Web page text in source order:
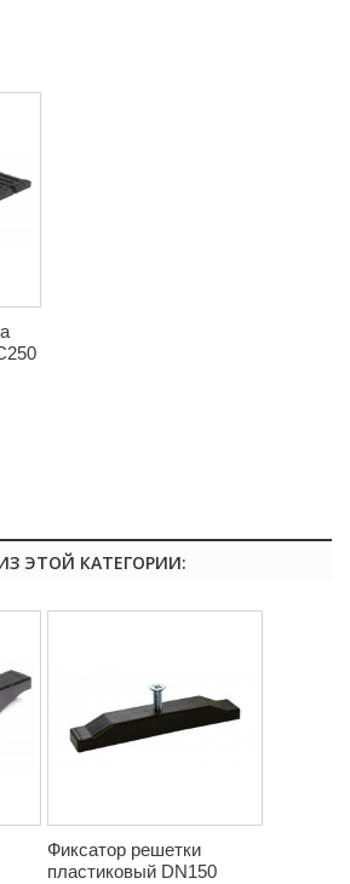
ЭТОЙ КАТЕГОРИИ:
Фиксатор решетки
пластиковый DN150